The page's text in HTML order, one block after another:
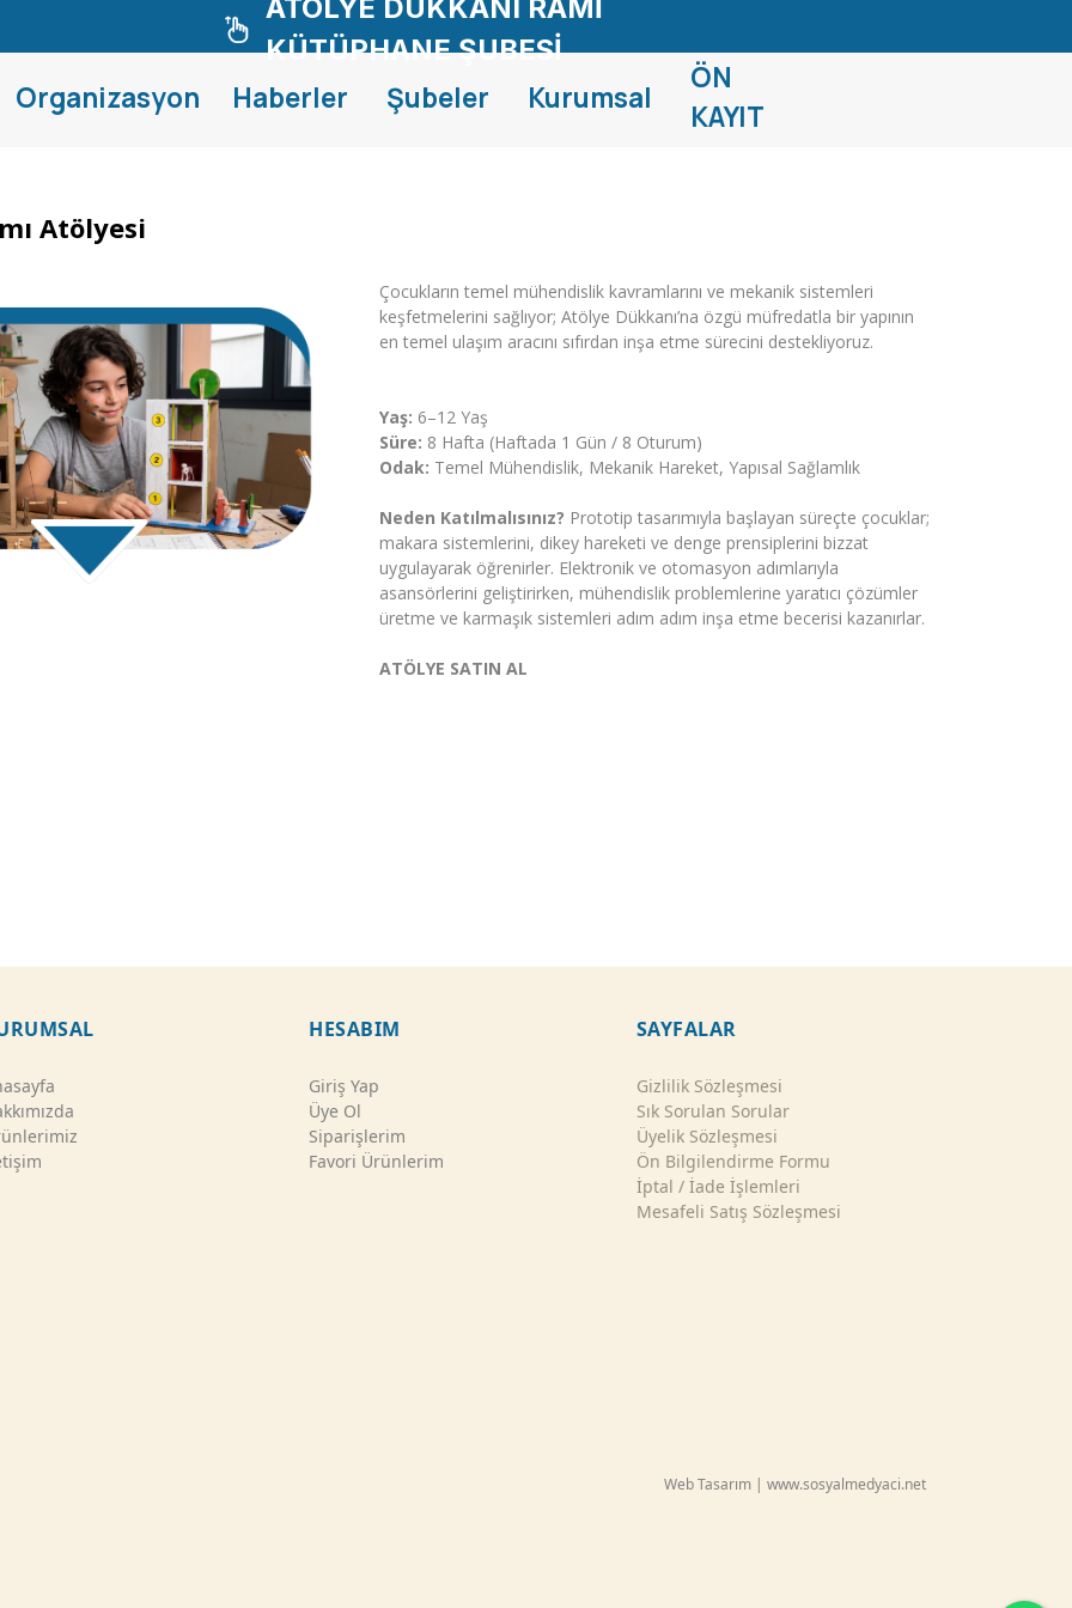
Atölyesi
Çocukların temel mühendislik kavramlarını ve mekanik sistemleri
keşfetmelerini sağlıyor; Atölye Dükkanı’na özgü müfredatla bir yapının
en temel ulaşım aracını sıfırdan inşa etme sürecini destekliyoruz.
Yaş: 6–12 Yaş
Süre: 8 Hafta (Haftada 1 Gün / 8 Oturum)
Odak: Temel Mühendislik, Mekanik Hareket, Yapısal Sağlamlık
Neden Katılmalısınız? Prototip tasarımıyla başlayan süreçte çocuklar;
makara sistemlerini, dikey hareketi ve denge prensiplerini bizzat
uygulayarak öğrenirler. Elektronik ve otomasyon adımlarıyla
asansörlerini geliştirirken, mühendislik problemlerine yaratıcı çözümler
üretme ve karmaşık sistemleri adım adım inşa etme becerisi kazanırlar.
ATÖLYE SATIN AL
ATÖLYE DÜKKANI RAMİ
KÜTÜPHANE ŞUBESİ
Organizasyon Haberler Şubeler Kurumsal
ÖN
KAYIT
HESABIM
Giriş Yap
Üye Ol
Siparişlerim
Favori Ürünlerim
SAYFALAR
Gizlilik Sözleşmesi
Sık Sorulan Sorular
Üyelik Sözleşmesi
Ön Bilgilendirme Formu
İptal / İade İşlemleri
Mesafeli Satış Sözleşmesi
Web Tasarım | www.sosyalmedyaci.net